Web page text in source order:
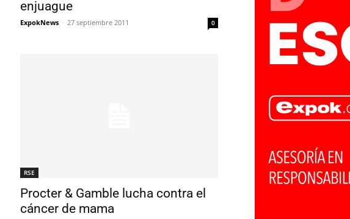
enjuague
ExpokNews - 27 septiembre 2011 0
RSE
Procter & Gamble lucha contra el
cáncer de mama